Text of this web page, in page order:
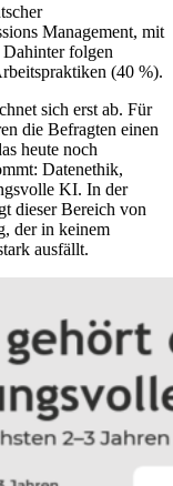
Management, mit
folgen
(40 %).
sich erst ab. Für
die Befragten einen
heute noch
Datenethik,
KI. In der
dieser Bereich von
der in keinem
ausfällt.